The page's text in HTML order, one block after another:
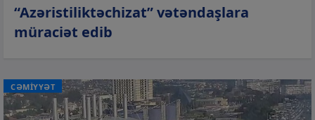
“Azəristiliktəchizat” vətəndaşlara
müraciət edib
CƏMİYYƏT